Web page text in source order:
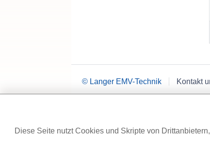
© Langer EMV-Technik Kontakt
Diese Seite nutzt Cookies und Skripte von